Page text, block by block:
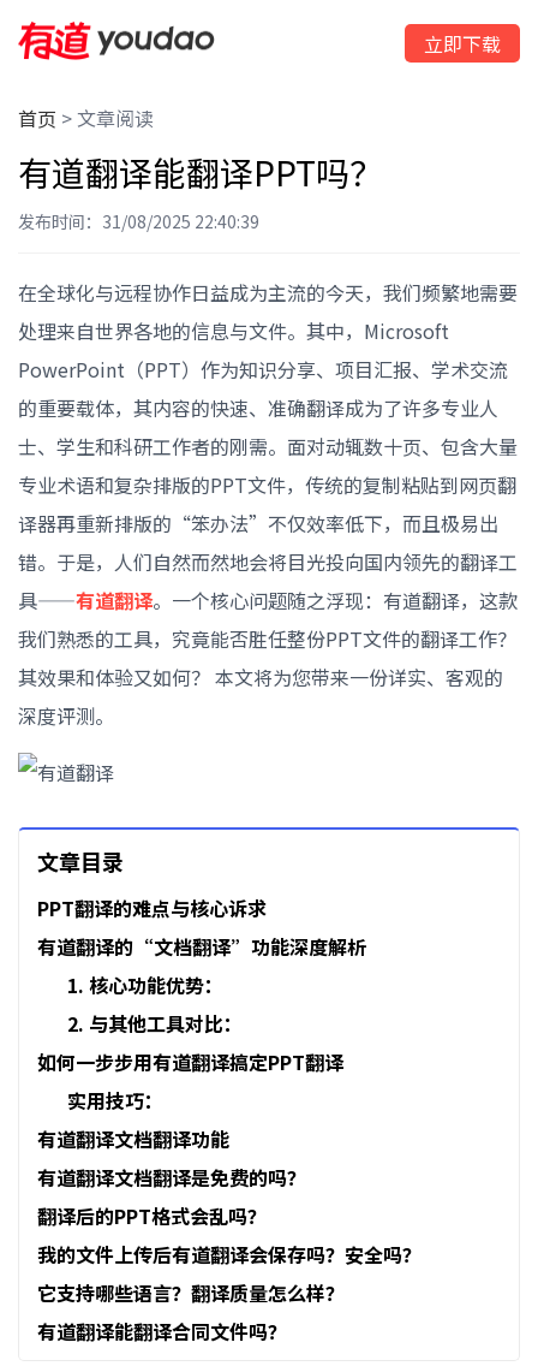
立即下载
首页 >文章阅读
有道翻译能翻译PPT吗？
发布时间：31/08/2025 22:40:39
在全球化与远程协作日益成为主流的今天，我们频繁地需要
处理来自世界各地的信息与文件。其中，Microsoft
PowerPoint（PPT）作为知识分享、项目汇报、学术交流
的重要载体，其内容的快速、准确翻译成为了许多专业人
士、学生和科研工作者的刚需。面对动辄数十页、包含大量
专业术语和复杂排版的PPT文件，传统的复制粘贴到网页翻
译器再重新排版的“笨办法”不仅效率低下，而且极易出
错。于是，人们自然而然地会将目光投向国内领先的翻译工
具——有道翻译。一个核心问题随之浮现：有道翻译，这款
我们熟悉的工具，究竟能否胜任整份PPT文件的翻译工作？
其效果和体验又如何？ 本文将为您带来一份详实、客观的
深度评测。
文章目录
PPT翻译的难点与核心诉求
有道翻译的“文档翻译”功能深度解析
1. 核心功能优势：
2. 与其他工具对比：
如何一步步用有道翻译搞定PPT翻译
实用技巧：
有道翻译文档翻译功能
有道翻译文档翻译是免费的吗？
翻译后的PPT格式会乱吗？
我的文件上传后有道翻译会保存吗？安全吗？
它支持哪些语言？翻译质量怎么样？
有道翻译能翻译合同文件吗？